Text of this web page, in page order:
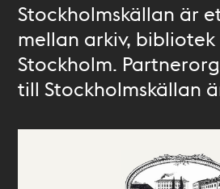
Stockholmskällan är
mellan arkiv, bibliotek
Stockholm.
till Stockholmskällan